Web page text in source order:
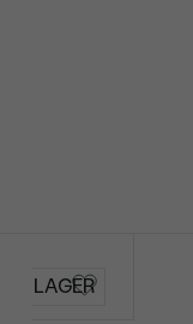
AUF LAGER